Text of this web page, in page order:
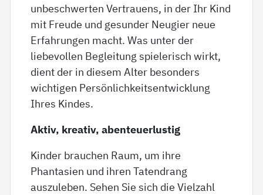
unbeschwerten Vertrauens, in der Ihr Kind
mit Freude und gesunder Neugier neue
Erfahrungen macht. Was unter der
liebevollen Begleitung spielerisch wirkt,
dient der in diesem Alter besonders
wichtigen Persönlichkeitsentwicklung
Ihres Kindes.
Aktiv, kreativ, abenteuerlustig
Kinder brauchen Raum, um ihre
Phantasien und ihren Tatendrang
auszuleben. Sehen Sie sich die Vielzahl